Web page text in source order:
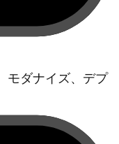
モダナイズ、デプ